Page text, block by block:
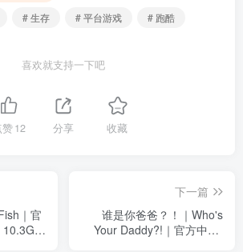
# 生存 # 平台游戏 # 跑酷
喜欢就支持一下吧
赞12 分享 收藏
｜官
｜
下一篇
谁是你爸爸？！｜Who's
Your Daddy?!｜官方中文-